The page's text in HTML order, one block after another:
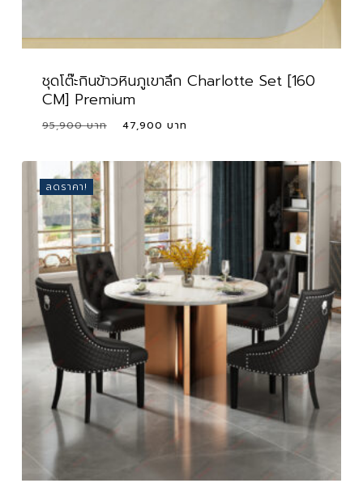
ชุดโต๊ะกินข้าวหินภูเขาลึก Charlotte Set [160
CM] Premium
95,900
Original
was:
95,900 ฿.
47,900
is:
ลดราคา!